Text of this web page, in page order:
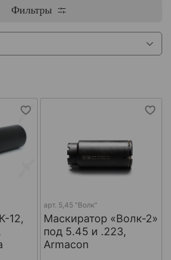
Фильтры
12,
арт. 5,45 "Волк"
Маскиратор «Волк-2»
под 5.45 и .223,
Armacon